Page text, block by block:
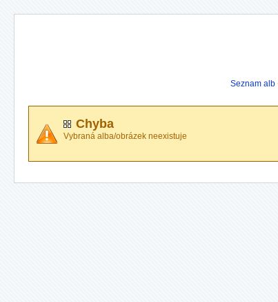
Seznam alb
Chyba
Vybraná alba/obrázek neexistuje